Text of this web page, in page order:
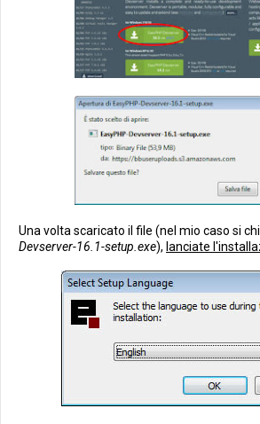
Una volta scaricato il file (nel mio caso si
Devserver-16.1-setup.exe), lanciate